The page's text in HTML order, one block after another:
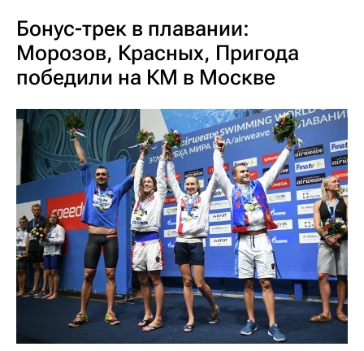
Бонус-трек в плавании:
Морозов, Красных, Пригода
победили на КМ в Москве